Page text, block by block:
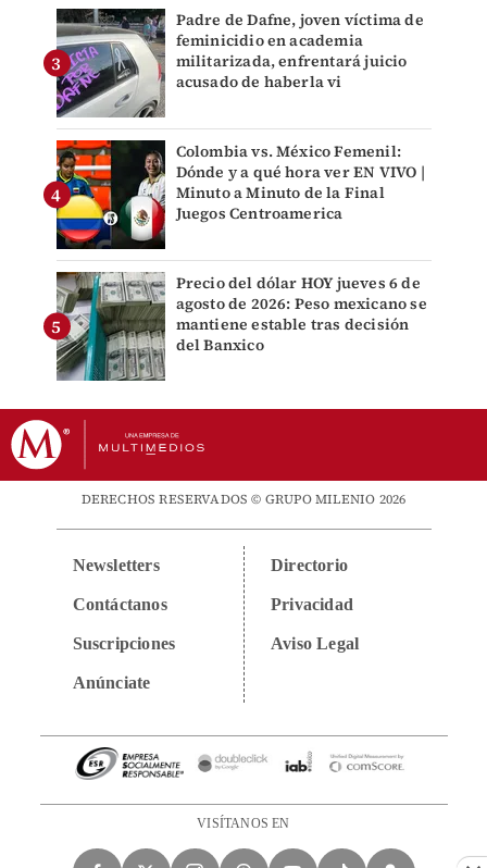
Padre de Dafne, joven víctima de
feminicidio en academia
militarizada, enfrentará juicio
acusado de haberla vi
Colombia vs. México Femenil:
Dónde y a qué hora ver EN VIVO |
Minuto a Minuto de la Final
Juegos Centroamerica
Precio del dólar HOY jueves 6 de
agosto de 2026: Peso mexicano se
mantiene estable tras decisión
del Banxico
DERECHOS RESERVADOS © GRUPO MILENIO 2026
Newsletters
Contáctanos
Suscripciones
Anúnciate
Directorio
Privacidad
Aviso Legal
VISÍTANOS EN